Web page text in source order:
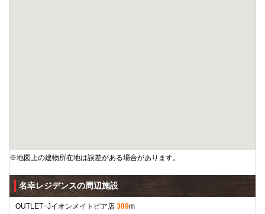
※地図上の建物所在地は誤差がある場合があります。
名幸レジデンスの周辺施設
OUTLET−Jイオンメイトピア店 389m